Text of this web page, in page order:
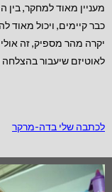
מעניין מאוד למחקר, בין
כבר קיימים, ויכול מאוד
יקרה מהר מספיק, זה
לאוטיזם שיעבור בהצלחה
לכתבה שלי בדה-מרקר